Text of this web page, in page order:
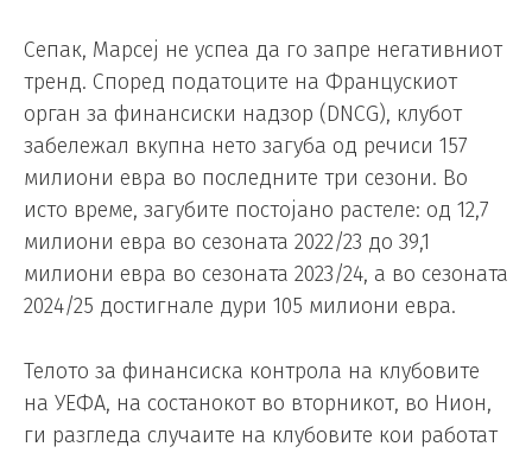
Сепак, Марсеј не успеа да го запре негативниот
тренд. Според податоците на Францускиот
орган за финансиски надзор (DNCG), клубот
забележал вкупна нето загуба од речиси 157
милиони евра во последните три сезони. Во
исто време, загубите постојано растеле: од 12,7
милиони евра во сезоната 2022/23 до 39,1
милиони евра во сезоната 2023/24, а во сезоната
2024/25 достигнале дури 105 милиони евра.
Телото за финансиска контрола на клубовите
на УЕФА, на состанокот во вторникот, во Нион,
ги разгледа случаите на клубовите кои работат